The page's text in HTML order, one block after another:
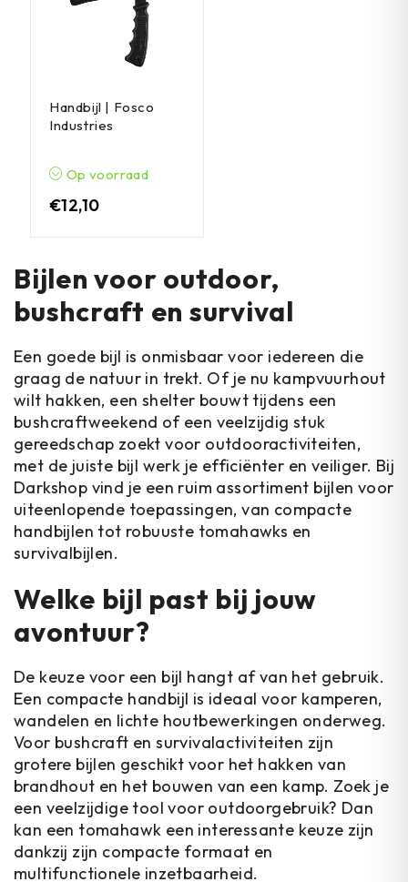
Handbijl | Fosco
Industries
Op voorraad
€12,10
Bijlen voor outdoor,
bushcraft en survival
Een goede bijl is onmisbaar voor iedereen die
graag de natuur in trekt. Of je nu kampvuurhout
wilt hakken, een shelter bouwt tijdens een
bushcraftweekend of een veelzijdig stuk
gereedschap zoekt voor outdooractiviteiten,
met de juiste bijl werk je efficiënter en veiliger. Bij
Darkshop vind je een ruim assortiment bijlen voor
uiteenlopende toepassingen, van compacte
handbijlen tot robuuste tomahawks en
survivalbijlen.
Welke bijl past bij jouw
avontuur?
De keuze voor een bijl hangt af van het gebruik.
Een compacte handbijl is ideaal voor kamperen,
wandelen en lichte houtbewerkingen onderweg.
Voor bushcraft en survivalactiviteiten zijn
grotere bijlen geschikt voor het hakken van
brandhout en het bouwen van een kamp. Zoek je
een veelzijdige tool voor outdoorgebruik? Dan
kan een tomahawk een interessante keuze zijn
dankzij zijn compacte formaat en
multifunctionele inzetbaarheid.